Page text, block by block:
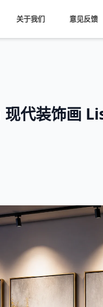
关于我们 意见反馈
现代装饰画